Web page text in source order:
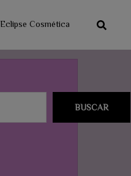
Eclipse Cosmética
BUSCAR